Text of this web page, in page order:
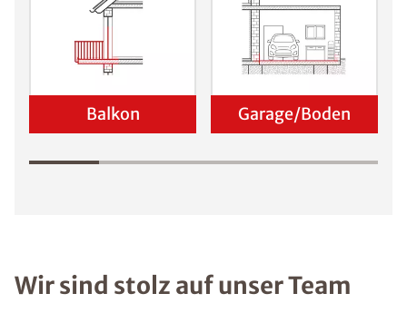
Balkon Garage/Boden
Wir sind stolz auf unser Team